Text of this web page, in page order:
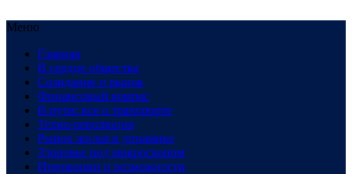
Меню
Главная
В сердце общества
Созидание и рынок
Финансовый компас
В пути: все о транспорте
Техно-революция
Рынок жилья в динамике
Здоровье под микроскопом
Инновации и возможности